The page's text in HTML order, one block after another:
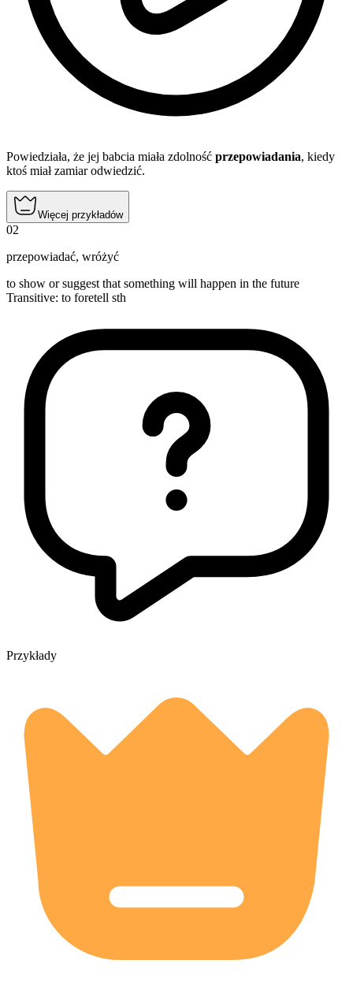
Powiedziała, że jej babcia miała zdolność przepowiadania, kiedy
ktoś miał zamiar odwiedzić.
Więcej przykładów
02
przepowiadać, wróżyć
to show or suggest that something will happen in the future
Transitive: to foretell sth
Przykłady